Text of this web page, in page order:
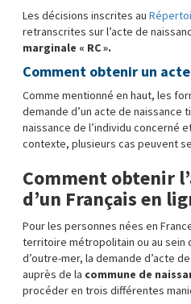
Les décisions inscrites au
retranscrites sur l’acte de
marginale « RC ».
Comment obtenir un acte
Comme mentionné en haut, les
demande d’un acte de naissance
naissance de l’individu concerné
contexte, plusieurs cas peuvent
Comment obtenir
d’un Français en
Pour les personnes nées en
territoire métropolitain ou au sein
d’outre-mer, la demande d’acte
auprès de la commune de
procéder en trois différentes